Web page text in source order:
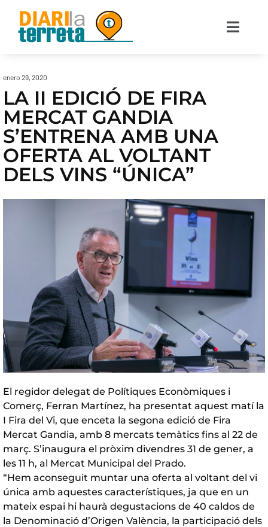
enero 29, 2020
LA II EDICIÓ DE FIRA
MERCAT GANDIA
S’ENTRENA AMB UNA
OFERTA AL VOLTANT
DELS VINS “ÚNICA”
El regidor delegat de Polítiques Econòmiques i
Comerç, Ferran Martínez, ha presentat aquest matí la
I Fira del Vi, que enceta la segona edició de Fira
Mercat Gandia, amb 8 mercats temàtics fins al 22 de
març. S’inaugura el pròxim divendres 31 de gener, a
les 11 h, al Mercat Municipal del Prado.
“Hem aconseguit muntar una oferta al voltant del vi
única amb aquestes característiques, ja que en un
mateix espai hi haurà degustacions de 40 caldos de
la Denominació d’Origen València, la participació dels